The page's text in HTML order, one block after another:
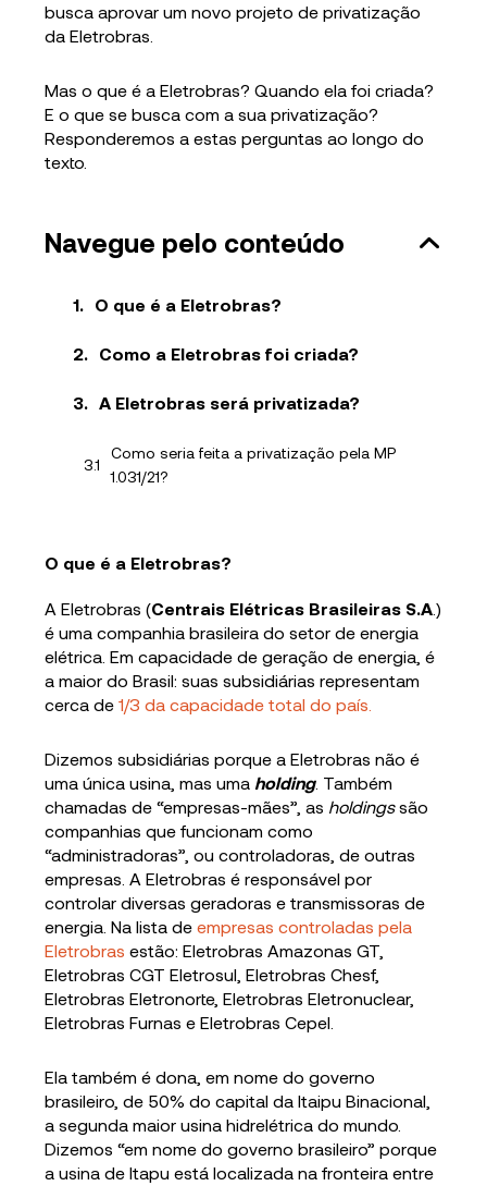
busca aprovar um novo projeto de privatização
da Eletrobras.
Mas o que é a Eletrobras? Quando ela foi criada?
E o que se busca com a sua privatização?
Responderemos a estas perguntas ao longo do
texto.
Navegue pelo conteúdo
O que é a Eletrobras?
Como a Eletrobras foi criada?
A Eletrobras será privatizada?
Como seria feita a privatização pela MP
1.031/21?
O que é a Eletrobras?
A Eletrobras (Centrais Elétricas Brasileiras S.A.)
é uma companhia brasileira do setor de energia
elétrica. Em capacidade de geração de energia, é
a maior do Brasil: suas subsidiárias representam
cerca de1/3 da capacidade total do país.
Dizemos subsidiárias porque a Eletrobras não é
uma única usina, mas uma holding. Também
chamadas de “empresas-mães”, as holdingssão
companhias que funcionam como
“administradoras”, ou controladoras, de outras
empresas. A Eletrobras é responsável por
controlar diversas geradoras e transmissoras de
energia. Na lista de empresas controladas pela
Eletrobras estão: Eletrobras Amazonas GT,
Eletrobras CGT Eletrosul, Eletrobras Chesf,
Eletrobras Eletronorte, Eletrobras Eletronuclear,
Eletrobras Furnas e Eletrobras Cepel.
Ela também é dona, em nome do governo
brasileiro, de 50% do capital da Itaipu Binacional,
a segunda maior usina hidrelétrica do mundo.
Dizemos “em nome do governo brasileiro” porque
a usina de Itapu está localizada na fronteira entre